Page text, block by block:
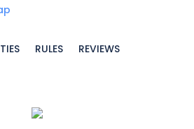
RULES REVIEWS